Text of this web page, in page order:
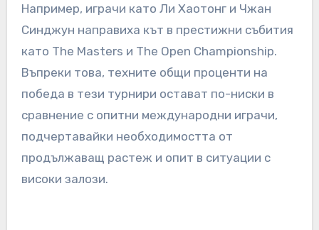
резултатите от големите
турнири
През последните години китайските голфъри
участваха в различни големи турнири,
постигайки забележителни завършвания.
Например, играчи като Ли Хаотонг и Чжан
Синджун направиха кът в престижни събития
като The Masters и The Open Championship.